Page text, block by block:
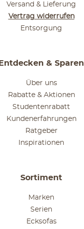
Versand & Lieferung
Vertrag widerrufen
Entsorgung
Entdecken & Sparen
Über uns
Rabatte & Aktionen
Studentenrabatt
Kundenerfahrungen
Ratgeber
Inspirationen
Sortiment
Marken
Serien
Ecksofas